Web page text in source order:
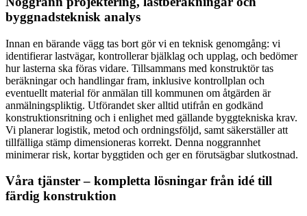
byggnadsteknisk analys
Innan en bärande vägg tas bort gör vi en teknisk genomgång: vi
identifierar lastvägar, kontrollerar bjälklag och upplag, och bedömer
hur lasterna ska föras vidare. Tillsammans med konstruktör tas
beräkningar och handlingar fram, inklusive kontrollplan och
eventuellt material för anmälan till kommunen om åtgärden är
anmälningspliktig. Utförandet sker alltid utifrån en godkänd
konstruktionsritning och i enlighet med gällande byggtekniska krav.
Vi planerar logistik, metod och ordningsföljd, samt säkerställer att
tillfälliga stämp dimensioneras korrekt. Denna noggrannhet
minimerar risk, kortar byggtiden och ger en förutsägbar slutkostnad.
Våra tjänster – kompletta lösningar från idé till
färdig konstruktion